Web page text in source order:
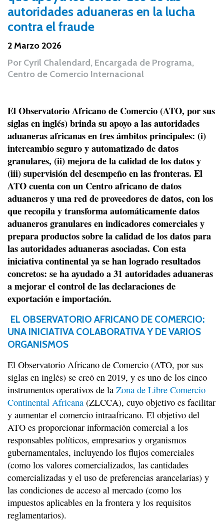
autoridades aduaneras en la lucha
contra el fraude
2 Marzo 2026
Por Cyril Chalendard, Encargada de Programa,
Centro de Comercio Internacional
El Observatorio Africano de Comercio (ATO, por sus
siglas en inglés) brinda su apoyo a las autoridades
aduaneras africanas en tres ámbitos principales: (i)
intercambio seguro y automatizado de datos
granulares, (ii) mejora de la calidad de los datos y
(iii) supervisión del desempeño en las fronteras. El
ATO cuenta con un Centro africano de datos
aduaneros y una red de proveedores de datos, con los
que recopila y transforma automáticamente datos
aduaneros granulares en indicadores comerciales y
prepara productos sobre la calidad de los datos para
las autoridades aduaneras asociadas. Con esta
iniciativa continental ya se han logrado resultados
concretos: se ha ayudado a 31 autoridades aduaneras
a mejorar el control de las declaraciones de
exportación e importación.
EL OBSERVATORIO AFRICANO DE COMERCIO:
UNA INICIATIVA COLABORATIVA Y DE VARIOS
ORGANISMOS
El Observatorio Africano de Comercio (ATO, por sus
siglas en inglés) se creó en 2019, y es uno de los cinco
instrumentos operativos de la Zona de Libre Comercio
Continental Africana (ZLCCA), cuyo objetivo es facilitar
y aumentar el comercio intraafricano. El objetivo del
ATO es proporcionar información comercial a los
responsables políticos, empresarios y organismos
gubernamentales, incluyendo los flujos comerciales
(como los valores comercializados, las cantidades
comercializadas y el uso de preferencias arancelarias) y
las condiciones de acceso al mercado (como los
impuestos aplicables en la frontera y los requisitos
reglamentarios).